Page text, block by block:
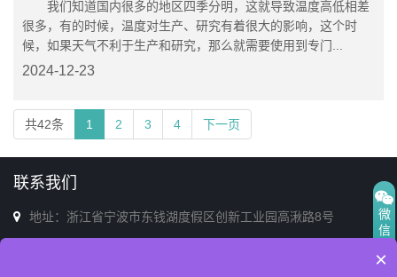
我们知道国内很多的地区四季分明，这就导致温度高低相差
很多，有的时候，温度对生产、研究有着很大的影响，这个时
候，如果天气不利于生产和研究，那么就需要使用到专门...
2024-12-23
共42条 1 2 3 4 下一页
联系我们
地址：浙江省宁波市东钱湖度假区创新工业园高湫路8号
微
信
×